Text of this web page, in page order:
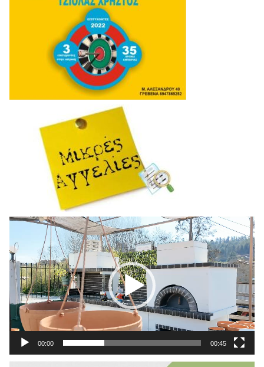
Πρόγραμμα
Αναπαραγωγής
Βίντεο
00:00 00:45